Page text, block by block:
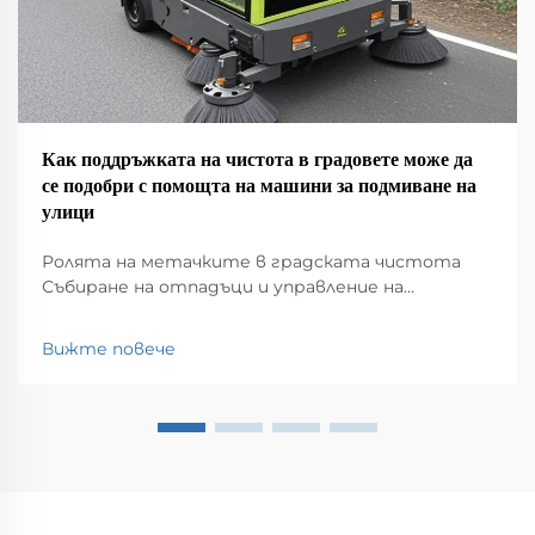
Как поддръжката на чистота в градовете може да
се подобри с помощта на машини за подмиване на
улици
Ролята на метачките в градската чистота
Събиране на отпадъци и управление на
поддържането на чистотата в нашите
градове, като събират всякакви неща, които се
Вижте повече